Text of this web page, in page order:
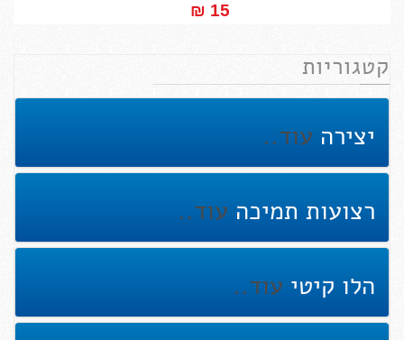
15 ₪‎
קטגוריות
יצירה עוד..
רצועות תמיכה עוד..
הלו קיטי עוד..